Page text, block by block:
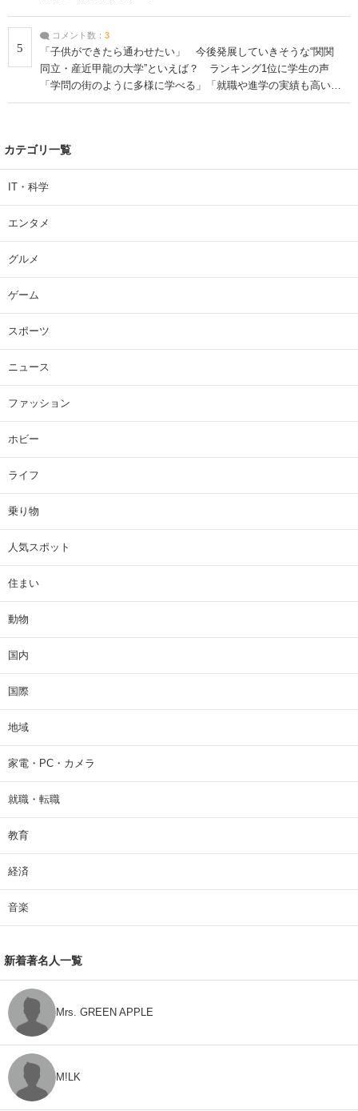
5
コメント数： 3
「子供ができたら通わせたい」 今後発展していきそうな“関関
同立・産近甲龍の大学”といえば？ ランキング1位に学生の声
「学問の街のように多様に学べる」「就職や進学の実績も高い」
| 大学 ねとらぼリサーチ
カテゴリ一覧
IT・科学
エンタメ
グルメ
ゲーム
スポーツ
ニュース
ファッション
ホビー
ライフ
乗り物
人気スポット
住まい
動物
国内
国際
地域
家電・PC・カメラ
就職・転職
教育
経済
音楽
新着著名人一覧
Mrs. GREEN APPLE
M!LK